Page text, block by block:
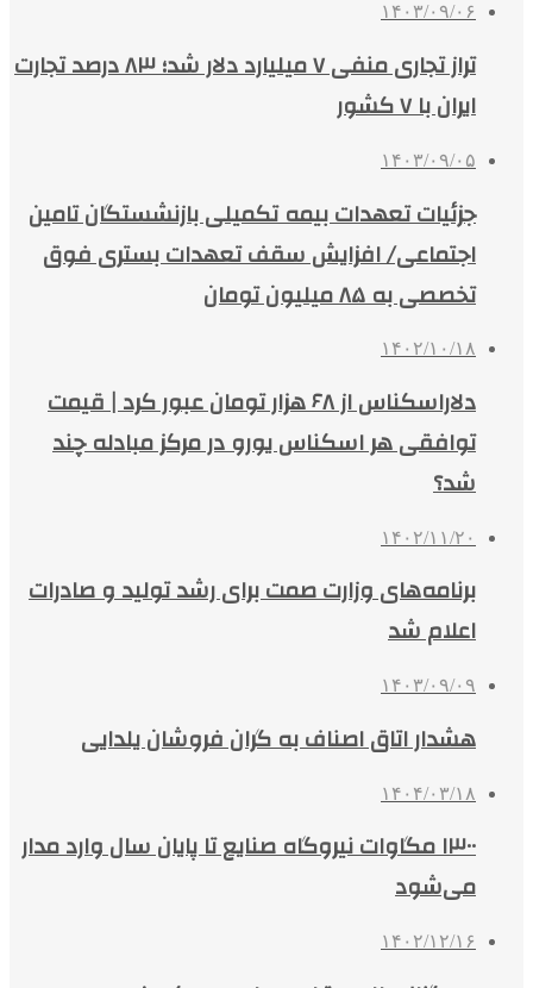
۱۴۰۳/۰۹/۰۶
تراز تجاری منفی ۷ میلیارد دلار شد؛ ۸۳ درصد تجارت
ایران با ۷ کشور
۱۴۰۳/۰۹/۰۵
جزئیات تعهدات بیمه‌ تکمیلی بازنشستگان تامین
اجتماعی/ افزایش سقف تعهدات بستری فوق
تخصصی به ۸۵ میلیون تومان
۱۴۰۲/۱۰/۱۸
دلاراسکناس از ۶۸ هزار تومان عبور کرد | قیمت
توافقی هر اسکناس یورو در مرکز مبادله چند
شد؟
۱۴۰۲/۱۱/۲۰
برنامه‌های وزارت صمت برای رشد تولید و صادرات
اعلام شد
۱۴۰۳/۰۹/۰۹
هشدار اتاق اصناف به گران فروشان یلدایی
۱۴۰۴/۰۳/۱۸
۱۳۰۰ مگاوات نیروگاه صنایع تا پایان سال وارد مدار
می‌شود
۱۴۰۲/۱۲/۱۶